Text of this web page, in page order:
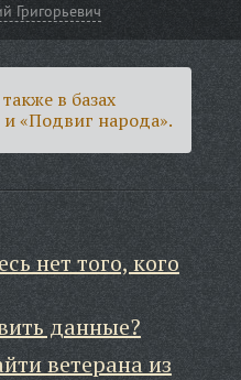
Григорьевич
в базах
«Подвиг народа».
нет того, кого
данные?
ветерана из